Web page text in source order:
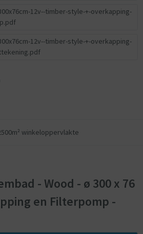
12v--timber-style-+-overkapping-
12v--timber-style-+-overkapping-
winkeloppervlakte
- Wood - ø 300 x 76
en Filterpomp -